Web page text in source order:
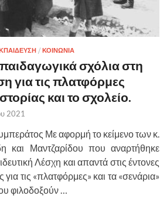
/ ΚΟΙΝΩΝΙΑ
σχόλια στη
για τις πλατφόρμες
και το σχολείο.
2021
Με αφορμή το κείμενο των κ.
και Μαντζαρίδου που αναρτήθηκε
Λέσχη και απαντά στις έντονες
για τις «πλατφόρμες» και τα «σενάρια»
φιλοδοξούν …